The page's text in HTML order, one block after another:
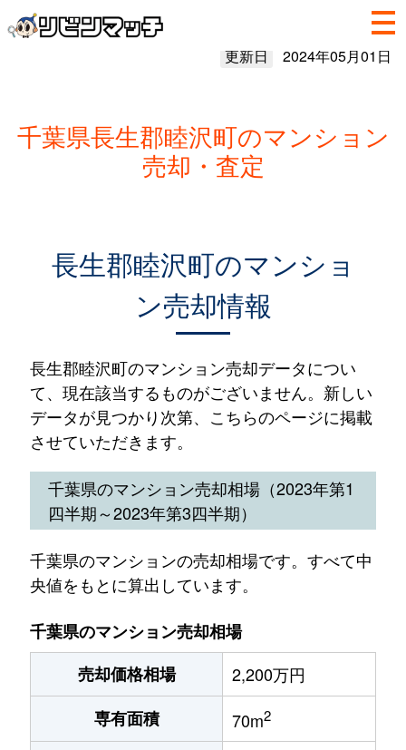
更新日 2024年05月01日
千葉県長生郡睦沢町のマンション
売却・査定
長生郡睦沢町のマンショ
ン売却情報
長生郡睦沢町のマンション売却データについ
て、現在該当するものがございません。新しい
データが見つかり次第、こちらのページに掲載
させていただきます。
千葉県のマンション売却相場（2023年第1
四半期～2023年第3四半期）
千葉県のマンションの売却相場です。すべて中
央値をもとに算出しています。
千葉県のマンション売却相場
売却価格相場
2,200万円
専有面積
70m2